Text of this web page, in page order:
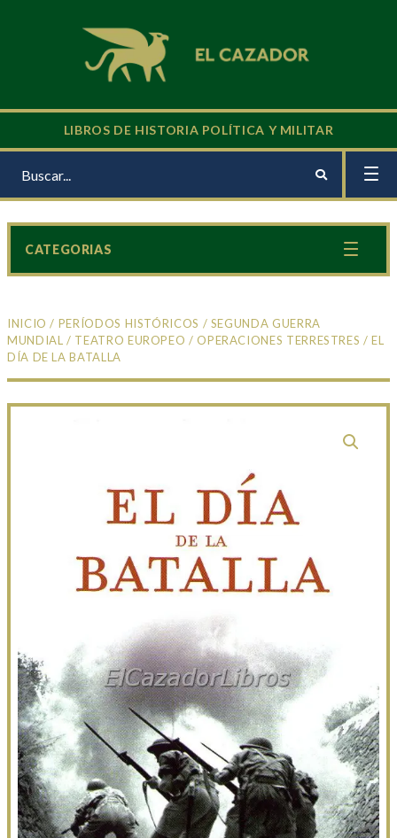
LIBROS DE HISTORIA POLÍTICA Y MILITAR
INICIO / PERÍODOS HISTÓRICOS / SEGUNDA GUERRA
MUNDIAL / TEATRO EUROPEO /OPERACIONES TERRESTRES / EL
DÍA DE LA BATALLA
CATEGORIAS